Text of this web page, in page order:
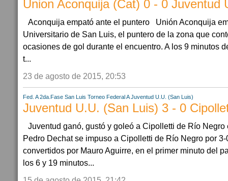
Union Aconquija (Cat) 0 - 0 Juventud
Aconquija empató ante el puntero Unión Aconquija
Universitario de San Luis, el puntero de la zona que
ocasiones de gol durante el encuentro. A los 9 minutos
t...
23 de agosto de 2015, 20:53
Fed. A 2da.Fase San Luis Torneo Federal A Juventud U.U. (San Luis)
Juventud U.U. (San Luis) 3 - 0
Juventud ganó, gustó y goleó a Cipolletti de Río
Pedro Dechat se impuso a Cipolletti de Río Negro por
convertidos por Mauro Aguirre, en el primer minuto del
los 6 y 19 minutos...